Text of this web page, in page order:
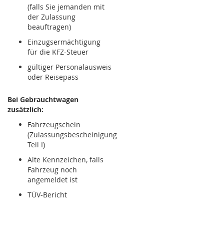
(falls Sie jemanden mit
der Zulassung
beauftragen)
Einzugsermächtigung
für die KFZ-Steuer
gültiger Personalausweis
oder Reisepass
Bei Gebrauchtwagen
zusätzlich:
Fahrzeugschein
(Zulassungsbescheinigung
Teil I)
Alte Kennzeichen, falls
Fahrzeug noch
angemeldet ist
TÜV-Bericht